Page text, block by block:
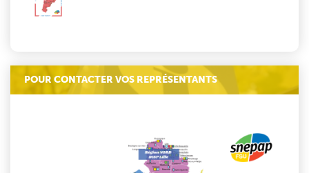
POUR CONTACTER VOS REPRÉSENTANTS